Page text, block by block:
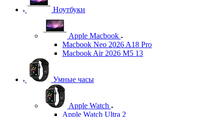
Ноутбуки
Apple Macbook
Macbook Neo 2026 A18 Pro
Macbook Air 2026 M5 13
Умные часы
Apple Watch
Apple Watch Ultra 2